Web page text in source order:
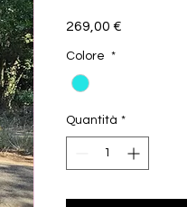
269,00 €
Colore *
Quantità *